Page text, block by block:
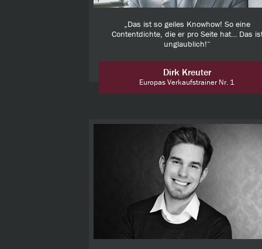
„Das ist so geiles Knowhow! So eine
Contentdichte, die er pro Seite hat… Das
unglaublich!“
Dirk Kreuter
Europas Verkaufstrainer Nr. 1